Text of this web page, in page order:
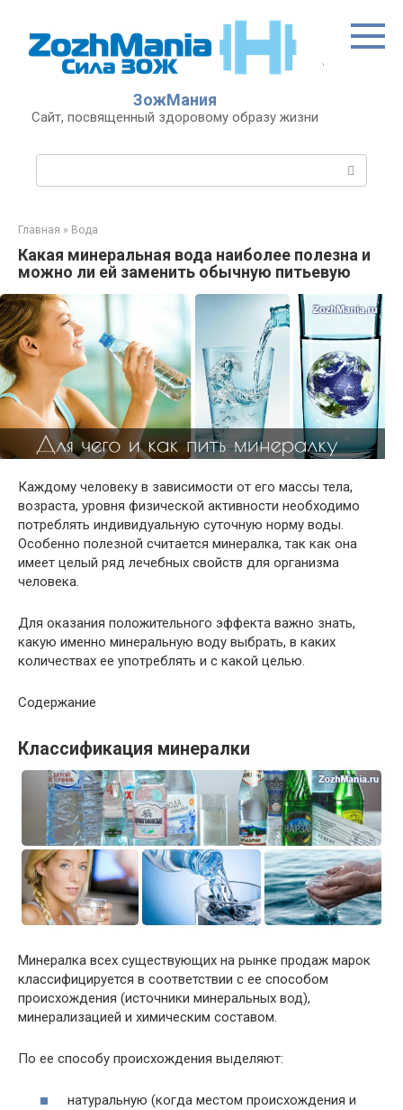
контенту
ЗожМания
Сайт, посвященный здоровому образу жизни
Главная » Вода
Какая минеральная вода наиболее полезна и
можно ли ей заменить обычную питьевую
Каждому человеку в зависимости от его массы тела,
возраста, уровня физической активности необходимо
потреблять индивидуальную суточную норму воды.
Особенно полезной считается минералка, так как она
имеет целый ряд лечебных свойств для организма
человека.
Для оказания положительного эффекта важно знать,
какую именно минеральную воду выбрать, в каких
количествах ее употреблять и с какой целью.
Содержание
Классификация минералки
Минералка всех существующих на рынке продаж марок
классифицируется в соответствии с ее способом
происхождения (источники минеральных вод),
минерализацией и химическим составом.
По ее способу происхождения выделяют:
натуральную (когда местом происхождения и